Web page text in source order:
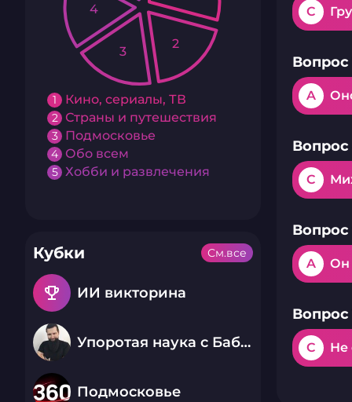
1 Кино, сериалы, ТВ
2 Страны и путешествия
3 Подмосковье
4 Обо всем
5 Хобби и развлечения
2
3
4
Кубки
emoji_events ИИ викторина
Упоротая наука с Бабаем Лютым
Подмосковье
См.все
C
Вопрос
A
Вопрос
C
Вопрос
A Он
Вопрос
C Не